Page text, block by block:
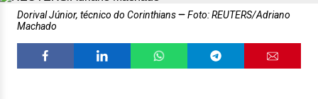
Dorival Júnior, técnico do Corinthians
Foto: REUTERS/Adriano
Machado